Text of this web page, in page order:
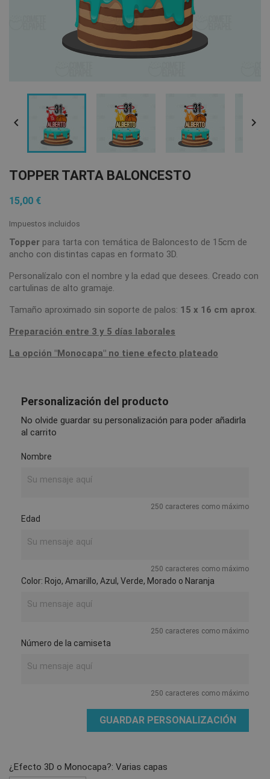
 
TOPPER TARTA BALONCESTO
15,00 €
Impuestos incluidos
Topper para tarta con temática de Baloncesto de 15cm de
ancho con distintas capas en formato 3D.
Personalízalo con el nombre y la edad que desees. Creado con
cartulinas de alto gramaje.
Tamaño aproximado sin soporte de palos: 15 x 16 cm aprox.
Preparación entre 3 y 5 días laborales
La opción "Monocapa" no tiene efecto plateado
Personalización del producto
No olvide guardar su personalización para poder añadirla
al carrito
Nombre
250 caracteres como máximo
Edad
250 caracteres como máximo
Color: Rojo, Amarillo, Azul, Verde, Morado o Naranja
250 caracteres como máximo
Número de la camiseta
250 caracteres como máximo
GUARDAR PERSONALIZACIÓN
¿Efecto 3D o Monocapa?: Varias capas